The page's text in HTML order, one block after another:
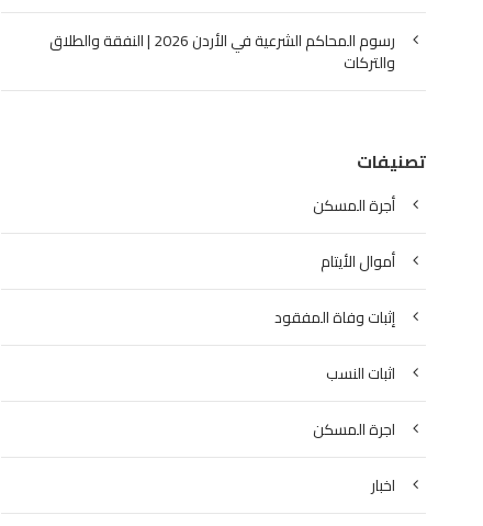
رسوم المحاكم الشرعية في الأردن 2026 | النفقة والطلاق
والتركات
تصنيفات
أجرة المسكن
أموال الأيتام
إثبات وفاة المفقود
اثبات النسب
اجرة المسكن
اخبار